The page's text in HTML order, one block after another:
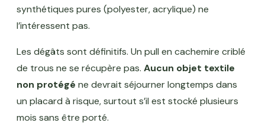
synthétiques pures (polyester, acrylique) ne
l’intéressent pas.
Les dégâts sont définitifs. Un pull en cachemire criblé
de trous ne se récupère pas. Aucun objet textile
non protégé ne devrait séjourner longtemps dans
un placard à risque, surtout s’il est stocké plusieurs
mois sans être porté.